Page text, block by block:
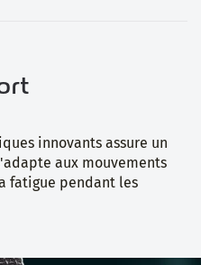
innovants assure un
aux mouvements
fatigue pendant les